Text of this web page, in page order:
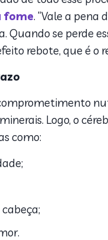
fome. “Vale a pena
Quando se perde
rebote, que é o
Logo, o
como: